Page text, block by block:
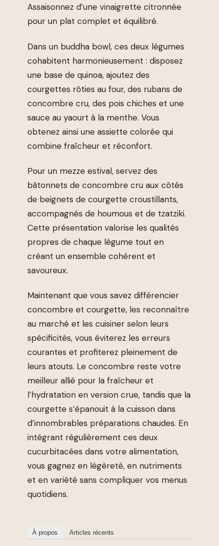
Assaisonnez d’une vinaigrette citronnée
pour un plat complet et équilibré.
Dans un buddha bowl, ces deux légumes
cohabitent harmonieusement : disposez
une base de quinoa, ajoutez des
courgettes rôties au four, des rubans de
concombre cru, des pois chiches et une
sauce au yaourt à la menthe. Vous
obtenez ainsi une assiette colorée qui
combine fraîcheur et réconfort.
Pour un mezze estival, servez des
bâtonnets de concombre cru aux côtés
de beignets de courgette croustillants,
accompagnés de houmous et de tzatziki.
Cette présentation valorise les qualités
propres de chaque légume tout en
créant un ensemble cohérent et
savoureux.
Maintenant que vous savez différencier
concombre et courgette, les reconnaître
au marché et les cuisiner selon leurs
spécificités, vous éviterez les erreurs
courantes et profiterez pleinement de
leurs atouts. Le concombre reste votre
meilleur allié pour la fraîcheur et
l’hydratation en version crue, tandis que la
courgette s’épanouit à la cuisson dans
d’innombrables préparations chaudes. En
intégrant régulièrement ces deux
cucurbitacées dans votre alimentation,
vous gagnez en légèreté, en nutriments
et en variété sans compliquer vos menus
quotidiens.
À propos Articles récents